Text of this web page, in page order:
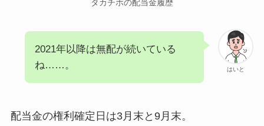
タカチホの配当金履歴
はいと
2021年以降は無配が続いている
ね……。
配当金の権利確定日は3月末と9月末。